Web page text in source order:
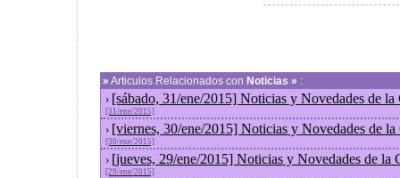
» Articulos Relacionados con Noticias » :
› [sábado, 31/ene/2015] Noticias y Novedades de la
[31/ene/2015]
› [viernes, 30/ene/2015] Noticias y Novedades de
[30/ene/2015]
› [jueves, 29/ene/2015] Noticias y Novedades de la
[29/ene/2015]